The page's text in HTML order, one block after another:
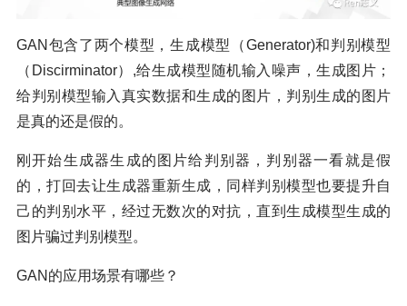
GAN包含了两个模型，生成模型（Generator)和判别模型
（Discirminator）,给生成模型随机输入噪声，生成图片；
给判别模型输入真实数据和生成的图片，判别生成的图片
是真的还是假的。
刚开始生成器生成的图片给判别器，判别器一看就是假
的，打回去让生成器重新生成，同样判别模型也要提升自
己的判别水平，经过无数次的对抗，直到生成模型生成的
图片骗过判别模型。
GAN的应用场景有哪些？